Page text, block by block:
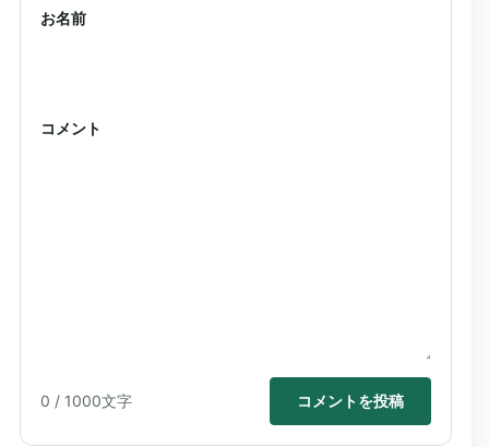
お名前
コメント
0 / 1000文字 コメントを投稿